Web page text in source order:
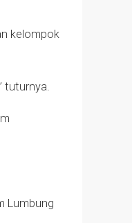
kelompok
tuturnya.
Lumbung